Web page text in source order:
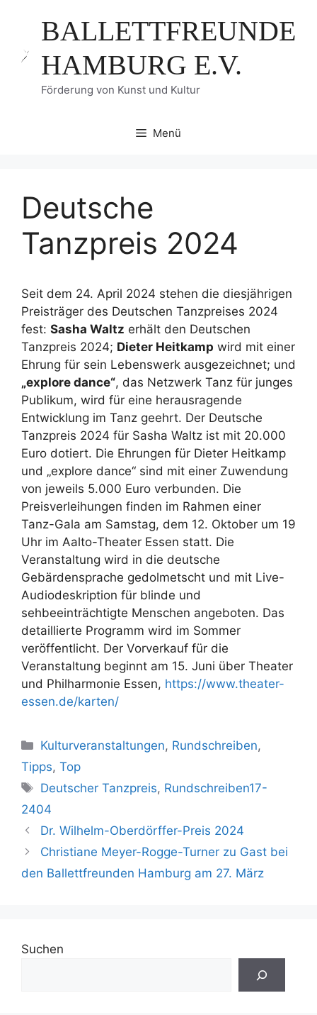
springenBALLETTFREUNDE
HAMBURG E.V.
Förderung von Kunst und Kultur
Menü
Deutsche
Tanzpreis 2024
Seit dem 24. April 2024 stehen die diesjährigen
Preisträger des Deutschen Tanzpreises 2024
fest: Sasha Waltz erhält den Deutschen
Tanzpreis 2024; Dieter Heitkamp wird mit einer
Ehrung für sein Lebenswerk ausgezeichnet; und
„explore dance“, das Netzwerk Tanz für junges
Publikum, wird für eine herausragende
Entwicklung im Tanz geehrt. Der Deutsche
Tanzpreis 2024 für Sasha Waltz ist mit 20.000
Euro dotiert. Die Ehrungen für Dieter Heitkamp
und „explore dance“ sind mit einer Zuwendung
von jeweils 5.000 Euro verbunden. Die
Preisverleihungen finden im Rahmen einer
Tanz-Gala am Samstag, dem 12. Oktober um 19
Uhr im Aalto-Theater Essen statt. Die
Veranstaltung wird in die deutsche
Gebärdensprache gedolmetscht und mit Live-
Audiodeskription für blinde und
sehbeeinträchtigte Menschen angeboten. Das
detaillierte Programm wird im Sommer
veröffentlicht. Der Vorverkauf für die
Veranstaltung beginnt am 15. Juni über Theater
und Philharmonie Essen, https://www.theater-
essen.de/karten/
Kategorien
Kulturveranstaltungen, Rundschreiben,
Tipps, Top
Schlagwörter
Deutscher Tanzpreis, Rundschreiben17-
2404
Dr. Wilhelm-Oberdörffer-Preis 2024
Christiane Meyer-Rogge-Turner zu Gast bei
den Ballettfreunden Hamburg am 27. März
Suchen